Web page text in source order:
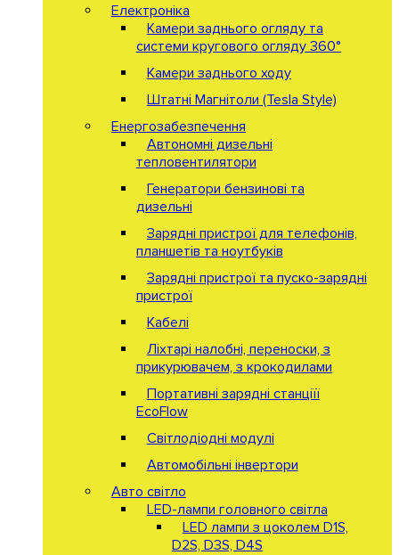
Електроніка
Камери заднього огляду та
системи кругового огляду 360°
Камери заднього ходу
Штатні Магнітоли (Tesla Style)
Енергозабезпечення
Автономні дизельні
тепловентилятори
Генератори бензинові та
дизельні
Зарядні пристрої для телефонів,
планшетів та ноутбуків
Зарядні пристрої та пуско-зарядні
пристрої
Кабелі
Ліхтарі налобні, переноски, з
прикурювачем, з крокодилами
Портативні зарядні станціїї
EcoFlow
Світлодіодні модулі
Автомобільні інвертори
Авто світло
LED-лампи головного світла
LED лампи з цоколем D1S,
D2S, D3S, D4S